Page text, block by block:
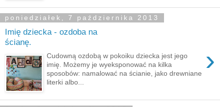
poniedziałek, 7 października 2013
Imię dziecka - ozdoba na
ścianę.
›
Cudowną ozdobą w pokoiku dziecka jest jego
imię. Możemy je wyeksponować na kilka
sposobów: namalować na ścianie, jako drewniane
literki albo...